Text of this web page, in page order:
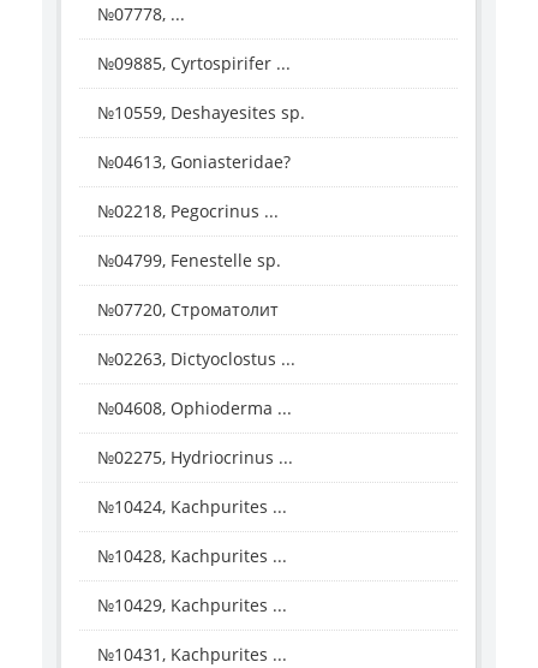
№07778, ...
№09885, Cyrtospirifer ...
№10559, Deshayesites sp.
№04613, Goniasteridae?
№02218, Pegocrinus ...
№04799, Fenestelle sp.
№07720, Строматолит
№02263, Dictyoclostus ...
№04608, Ophioderma ...
№02275, Hydriocrinus ...
№10424, Kachpurites ...
№10428, Kachpurites ...
№10429, Kachpurites ...
№10431, Kachpurites ...